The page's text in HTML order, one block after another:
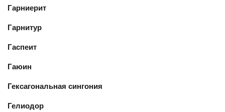
Гарниерит
Гарнитур
Гаспеит
Гаюин
Гексагональная сингония
Гелиодор